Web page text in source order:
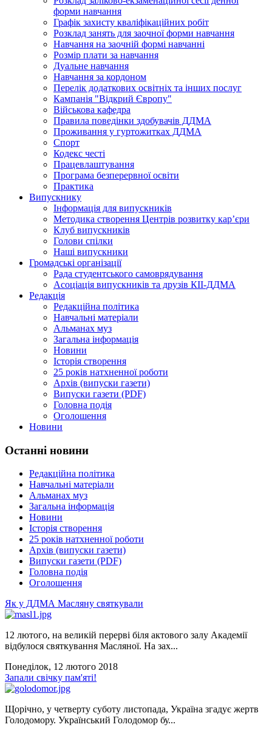
форми навчання
Графік захисту кваліфікаційних робіт
Розклад занять для заочної форми навчання
Навчання на заочній формі навчанні
Розмір плати за навчання
Дуальне навчання
Навчання за кордоном
Перелік додаткових освітніх та інших послуг
Кампанія "Відкрий Європу"
Військова кафедра
Правила поведінки здобувачів ДДМА
Проживання у гуртожитках ДДМА
Спорт
Кодекс честі
Працевлаштування
Програма безперервної освіти
Практика
Випускнику
Інформація для випускників
Методика створення Центрів розвитку кар’єри
Клуб випускників
Голови спілки
Наші випускники
Громадські організації
Рада студентського самоврядування
Асоціація випускників та друзів КІІ-ДДМА
Редакція
Редакційна політика
Навчальні матеріали
Альманах муз
Загальна інформація
Новини
Історія створення
25 років натхненної роботи
Архів (випуски газети)
Випуски газети (PDF)
Головна подія
Оголошення
Новини
Останні новини
Редакційна політика
Навчальні матеріали
Альманах муз
Загальна інформація
Новини
Історія створення
25 років натхненної роботи
Архів (випуски газети)
Випуски газети (PDF)
Головна подія
Оголошення
Як у ДДМА Масляну святкували
12 лютого, на великій перерві біля актового залу Академії
відбулося святкування Масляної. На зах...
Понеділок, 12 лютого 2018
Запали свічку пам'яті!
Щорічно, у четверту суботу листопада, Україна згадує жертв
Голодомору. Український Голодомор бу...